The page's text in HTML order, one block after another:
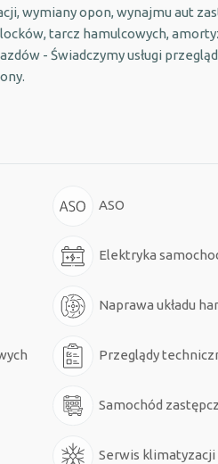
wymiany opon, wynajmu aut
tarcz hamulcowych,
- Świadczymy usługi
ASO
Elektryka
Naprawa układu
Przeglądy
Samochód
Serwis